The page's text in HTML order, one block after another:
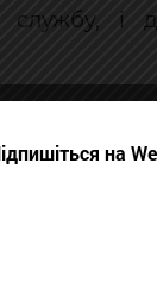
службу, і
на